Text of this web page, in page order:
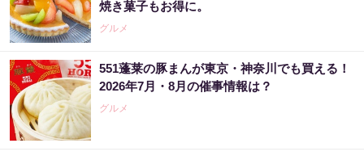
焼き菓子もお得に。
グルメ
551蓬莱の豚まんが東京・神奈川でも買える！
2026年7月・8月の催事情報は？
グルメ